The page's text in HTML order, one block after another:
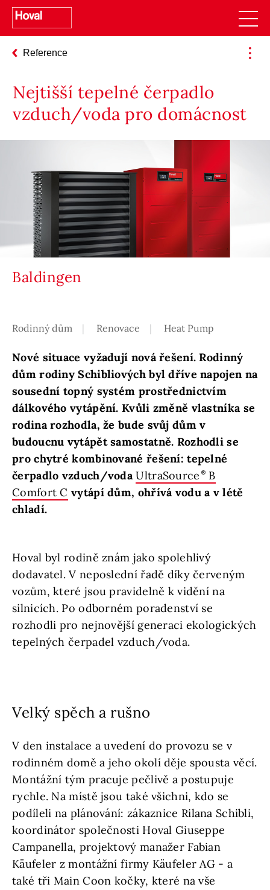
Reference
Nejtišší tepelné čerpadlo
vzduch/voda pro domácnost
Baldingen
Rodinný dům Renovace Heat Pump
Nové situace vyžadují nová řešení. Rodinný
dům rodiny Schibliových byl dříve napojen na
sousední topný systém prostřednictvím
dálkového vytápění. Kvůli změně vlastníka se
rodina rozhodla, že bude svůj dům v
budoucnu vytápět samostatně. Rozhodli se
pro chytré kombinované řešení: tepelné
čerpadlo vzduch/vodaUltraSource B
Comfort C vytápí dům, ohřívá vodu a v létě
chladí.
Hoval byl rodině znám jako spolehlivý
dodavatel. V neposlední řadě díky červeným
vozům, které jsou pravidelně k vidění na
silnicích. Po odborném poradenství se
rozhodli pro nejnovější generaci ekologických
tepelných čerpadel vzduch/voda.
Velký spěch a rušno
V den instalace a uvedení do provozu se v
rodinném domě a jeho okolí děje spousta věcí.
Montážní tým pracuje pečlivě a postupuje
rychle. Na místě jsou také všichni, kdo se
podíleli na plánování: zákaznice Rilana Schibli,
koordinátor společnosti Hoval Giuseppe
Campanella, projektový manažer Fabian
Käufeler z montážní firmy Käufeler AG - a
také tři Main Coon kočky, které na vše